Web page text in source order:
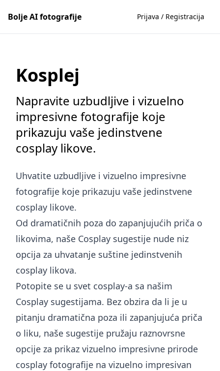
Bolje AI fotografije Prijava / Registracija
Kosplej
Napravite uzbudljive i vizuelno
impresivne fotografije koje
prikazuju vaše jedinstvene
cosplay likove.
Uhvatite uzbudljive i vizuelno impresivne
fotografije koje prikazuju vaše jedinstvene
cosplay likove.
Od dramatičnih poza do zapanjujućih priča o
likovima, naše Cosplay sugestije nude niz
opcija za uhvatanje suštine jedinstvenih
cosplay likova.
Potopite se u svet cosplay-a sa našim
Cosplay sugestijama. Bez obzira da li je u
pitanju dramatična poza ili zapanjujuća priča
o liku, naše sugestije pružaju raznovrsne
opcije za prikaz vizuelno impresivne prirode
cosplay fotografije na vizuelno impresivan